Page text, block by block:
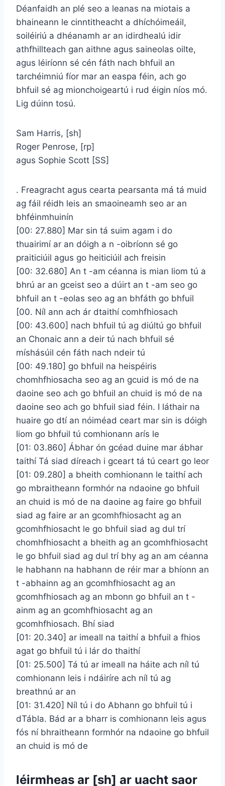
Déanfaidh an plé seo a leanas na miotais a
bhaineann le cinntitheacht a dhíchóimeáil,
soiléiriú a dhéanamh ar an idirdhealú idir
athfhillteach gan aithne agus saineolas oilte,
agus léiríonn sé cén fáth nach bhfuil an
tarchéimniú fíor mar an easpa féin, ach go
bhfuil sé ag mionchoigeartú i rud éigin níos mó.
Lig dúinn tosú.
Sam Harris, [sh]
Roger Penrose, [rp]
agus Sophie Scott [SS]
. Freagracht agus cearta pearsanta má tá muid
ag fáil réidh leis an smaoineamh seo ar an
bhféinmhuinín
[00: 27.880] Mar sin tá suim agam i do
thuairimí ar an dóigh a n -oibríonn sé go
praiticiúil agus go heiticiúil ach freisin
[00: 32.680] An t -am céanna is mian liom tú a
bhrú ar an gceist seo a dúirt an t -am seo go
bhfuil an t -eolas seo ag an bhfáth go bhfuil
[00. Níl ann ach ár dtaithí comhfhiosach
[00: 43.600] nach bhfuil tú ag diúltú go bhfuil
an Chonaic ann a deir tú nach bhfuil sé
míshásúil cén fáth nach ndeir tú
[00: 49.180] go bhfuil na heispéiris
chomhfhiosacha seo ag an gcuid is mó de na
daoine seo ach go bhfuil an chuid is mó de na
daoine seo ach go bhfuil siad féin. I láthair na
huaire go dtí an nóiméad ceart mar sin is dóigh
liom go bhfuil tú comhionann arís le
[01: 03.860] Ábhar ón gcéad duine mar ábhar
taithí Tá siad díreach i gceart tá tú ceart go leor
[01: 09.280] a bheith comhionann le taithí ach
go mbraitheann formhór na ndaoine go bhfuil
an chuid is mó de na daoine ag faire go bhfuil
siad ag faire ar an gcomhfhiosacht ag an
gcomhfhiosacht le go bhfuil siad ag dul trí
chomhfhiosacht a bheith ag an gcomhfhiosacht
le go bhfuil siad ag dul trí bhy ag an am céanna
le habhann na habhann de réir mar a bhíonn an
t -abhainn ag an gcomhfhiosacht ag an
gcomhfhiosach ag an mbonn go bhfuil an t -
ainm ag an gcomhfhiosacht ag an
gcomhfhiosach. Bhí siad
[01: 20.340] ar imeall na taithí a bhfuil a fhios
agat go bhfuil tú i lár do thaithí
[01: 25.500] Tá tú ar imeall na háite ach níl tú
comhionann leis i ndáiríre ach níl tú ag
breathnú ar an
[01: 31.420] Níl tú i do Abhann go bhfuil tú i
dTábla. Bád ar a bharr is comhionann leis agus
fós ní bhraitheann formhór na ndaoine go bhfuil
an chuid is mó de
léirmheas ar [sh] ar uacht saor